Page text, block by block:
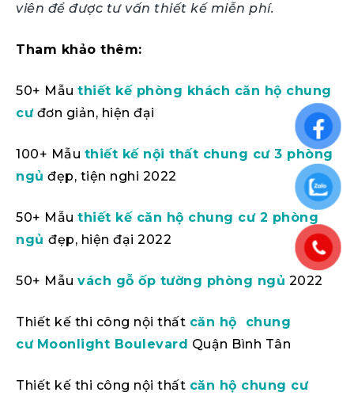
viên để được tư vấn thiết kế miễn phí.
Tham khảo thêm:
50+ Mẫu thiết kế phòng khách căn hộ chung
cư đơn giản, hiện đại
100+ Mẫu thiết kế nội thất chung cư 3 phòng
ngủ đẹp, tiện nghi 2022
50+ Mẫu thiết kế căn hộ chung cư 2 phòng
ngủ đẹp, hiện đại 2022
50+ Mẫu vách gỗ ốp tường phòng ngủ 2022
Thiết kế thi công nội thất căn hộ chung
cư Moonlight Boulevard Quận Bình Tân
Thiết kế thi công nội thất căn hộ chung cư